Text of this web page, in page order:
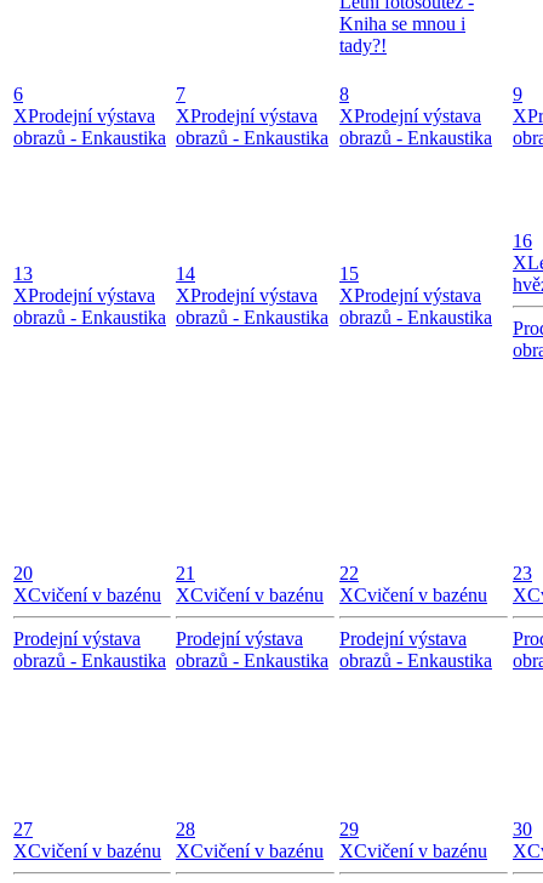
Kniha se mnou i
tady?!
6
XProdejní výstava
obrazů - Enkaustika
7
XProdejní výstava
obrazů - Enkaustika
8
XProdejní výstava
obrazů - Enkaustika
9
X
13
XProdejní výstava
obrazů - Enkaustika
14
XProdejní výstava
obrazů - Enkaustika
15
XProdejní výstava
obrazů - Enkaustika
16
X
20
XCvičení v bazénu
Prodejní výstava
obrazů - Enkaustika
21
XCvičení v bazénu
Prodejní výstava
obrazů - Enkaustika
22
XCvičení v bazénu
Prodejní výstava
obrazů - Enkaustika
23
X
27
XCvičení v bazénu
28
XCvičení v bazénu
29
XCvičení v bazénu
30
X